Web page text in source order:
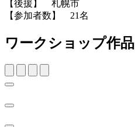
【後援】 札幌市
【参加者数】 21名
ワークショップ作品